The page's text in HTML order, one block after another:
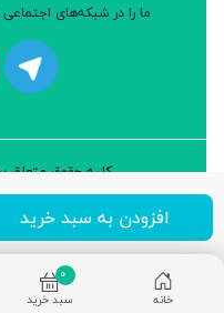
افزودن به سبد خرید
ما را در شبکه‌های
کلیه حقوق متعلق
طراحی و توسعه: شرکت داده
خانه
0
سبد خرید